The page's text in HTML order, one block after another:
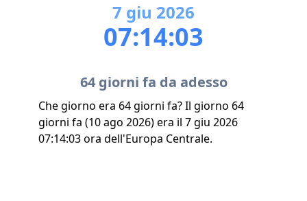
7 giu 2026
07:14:03
64 giorni fa da adesso
Che giorno era 64 giorni fa? Il giorno 64
giorni fa (10 ago 2026) era il 7 giu 2026
07:14:03 ora dell'Europa Centrale.